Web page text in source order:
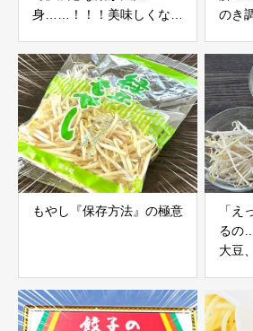
身……！！！美味しくなる
のき
もやし『保存方法』の極意
「え
るの
大豆